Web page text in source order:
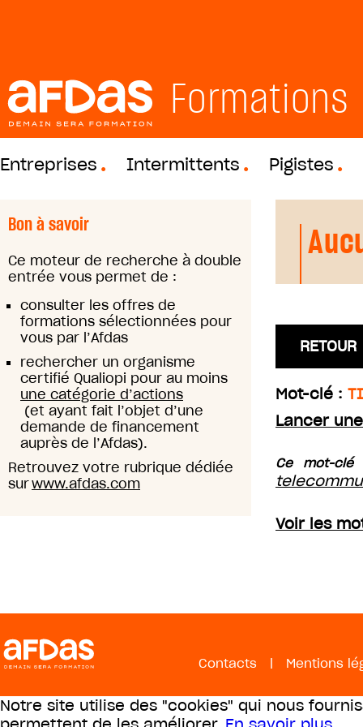
Formations
Entreprises Intermittents Pigistes
Bon à savoir
Ce moteur de recherche à double
entrée vous permet de :
consulter les offres de
formations sélectionnées pour
vous par l’Afdas
rechercher un organisme
certifié Qualiopi pour au moins
une catégorie d’actions
(et ayant fait l’objet d’une
demande de financement
auprès de l’Afdas).
Retrouvez votre rubrique dédiée
surwww.afdas.com
RETOUR
Mot-clé :
Lancer
Ce mot-clé
Voir les
Contacts | Mentions
Notre site utilise des "cookies" qui nous